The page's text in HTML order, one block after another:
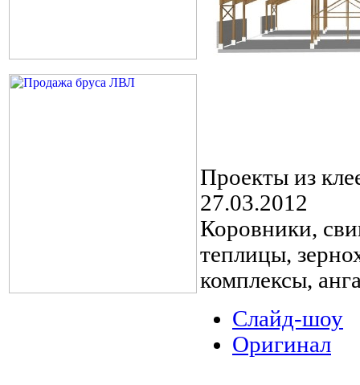
Проекты из
27.03.2012
Коровники,
теплицы,
комплексы,
Слайд-шоу
Оригинал